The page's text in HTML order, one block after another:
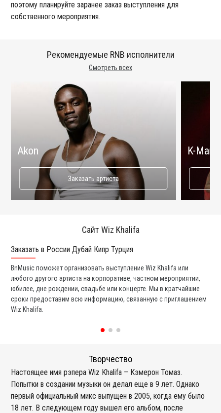
поэтому планируйте заранее заказ выступления для
собственного мероприятия.
Смотреть всех
Рекомендуемые RNB исполнители
Akon
Заказать артиста
K-Maro
Сайт Wiz Khalifa
Заказать в России Дубай Кипр Турция
BnMusic поможет организовать выступление Wiz Khalifa или
любого другого артиста на корпоративе, частном мероприятии,
юбилее, дне рождении, свадьбе или концерте. Мы в кратчайшие
сроки предоставим всю информацию, связанную с приглашением
Wiz Khalifa.
Творчество
Настоящее имя рэпера Wiz Khalifa – Кэмерон Томаз.
Попытки в создании музыки он делал еще в 9 лет. Однако
первый официальный микс выпущен в 2005, когда ему было
18 лет. В следующем году вышел его альбом, после